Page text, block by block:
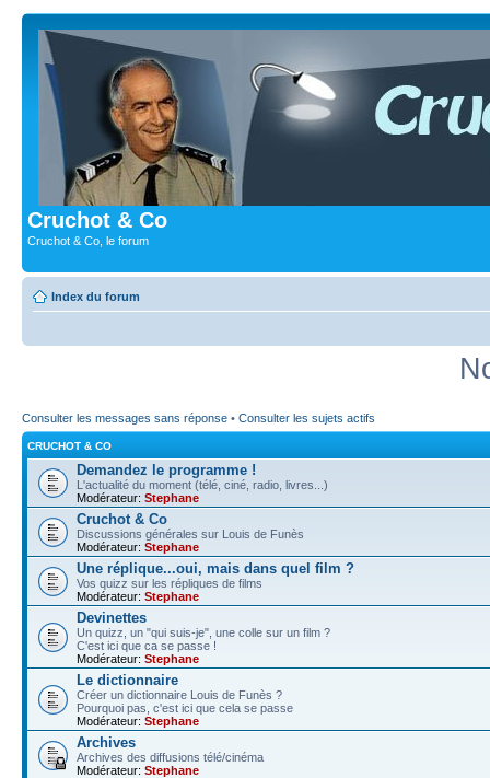
Cruchot & Co
Cruchot & Co, le forum
Index du forum
Consulter les messages sans réponse • Consulter les sujets actifs
CRUCHOT & CO
Demandez le programme !
L'actualité du moment (télé, ciné, radio, livres...)
Modérateur: Stephane
Cruchot & Co
Discussions générales sur Louis de Funès
Modérateur: Stephane
Une réplique...oui, mais dans quel film ?
Vos quizz sur les répliques de films
Modérateur: Stephane
Devinettes
Un quizz, un "qui suis-je", une colle sur un film ?
C'est ici que ca se passe !
Modérateur: Stephane
Le dictionnaire
Créer un dictionnaire Louis de Funès ?
Pourquoi pas, c'est ici que cela se passe
Modérateur: Stephane
Archives
Archives des diffusions télé/cinéma
Modérateur: Stephane